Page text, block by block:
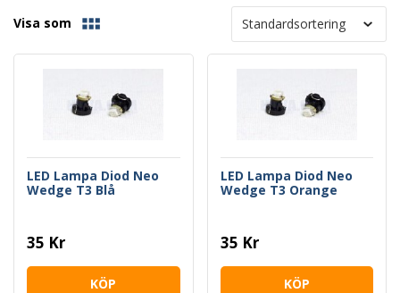
Visa som
LED Lampa Diod Neo
Wedge T3 Blå
35 Kr
KÖP
LED Lampa Diod Neo
Wedge T3 Orange
35 Kr
KÖP